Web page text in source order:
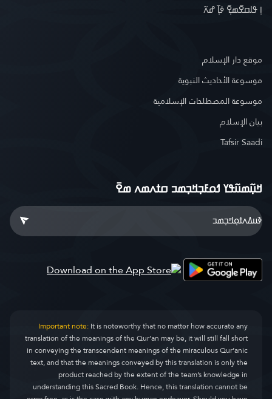
ߊ߲ ߟߊߛߐ߬ߘߐ߲߫ ߦߊ߲߬ ߝߍ߬
موقع دار الإسلام
موسوعة الأحاديث النبوية
موسوعة المصطلحات الإسلامية
بيان الإسلام
Tafsir Saadi
ߞߎ߲߬ߘߎ߬ߟߌ ߗߋߓߏ߲ߞߏ߲ߘߏ ߛߙߍߘߍ ߘߐ߫
Important note:It is noteworthy that no matter how accurate any
translation of the meanings of the Qur’an may be, it will still fall short
in conveying the transcendent meanings of the miraculous Qur’anic
text, and that the meanings conveyed by this translation is only the
product reached by the extent of the team’s knowledge in
understanding this Sacred Book. Hence, this translation cannot be